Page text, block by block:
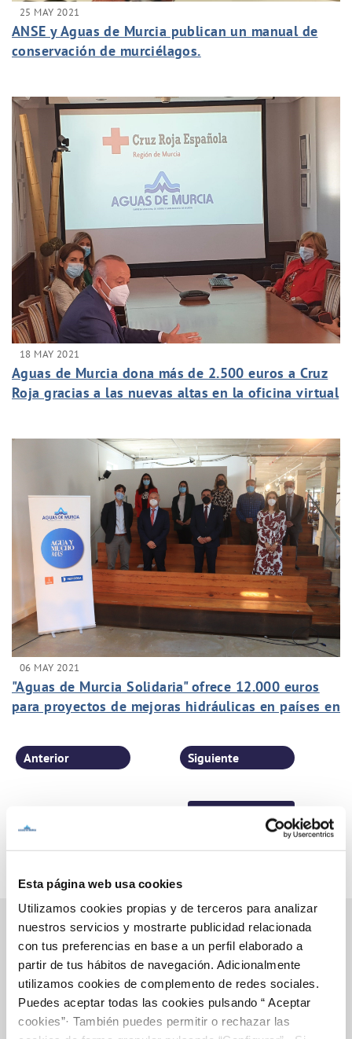
Esta página web usa cookies
Utilizamos cookies propias y de terceros para analizar
nuestros servicios y mostrarte publicidad relacionada
con tus preferencias en base a un perfil elaborado a
partir de tus hábitos de navegación. Adicionalmente
utilizamos cookies de complemento de redes sociales.
Puedes aceptar todas las cookies pulsando “ Aceptar
cookies”· También puedes permitir o rechazar las
25 MAY 2021
ANSE y Aguas de Murcia publican un manual de
conservación de murciélagos.
18 MAY 2021
Aguas de Murcia dona más de 2.500 euros a Cruz
Roja gracias a las nuevas altas en la oficina virtual
06 MAY 2021
"Aguas de Murcia Solidaria" ofrece 12.000 euros
para proyectos de mejoras hidráulicas en países en
Anterior Siguiente
Inicio